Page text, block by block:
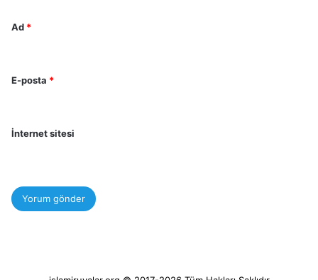
Ad *
E-posta *
İnternet sitesi